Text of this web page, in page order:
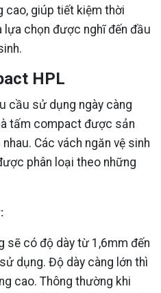
cao, giúp tiết kiệm thời
lựa chọn được nghĩ đến đầu
HPL
cầu sử dụng ngày càng
tấm compact được sản
Các vách ngăn vệ sinh
phân loại theo những
sẽ có độ dày từ 1,6mm đến
dụng. Độ dày càng lớn thì
cao. Thông thường khi